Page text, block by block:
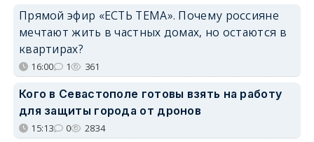
Прямой эфир «ЕСТЬ ТЕМА». Почему россияне
мечтают жить в частных домах, но остаются в
квартирах?
16:00 1 361
Кого в Севастополе готовы взять на работу
для защиты города от дронов
15:13 0 2834